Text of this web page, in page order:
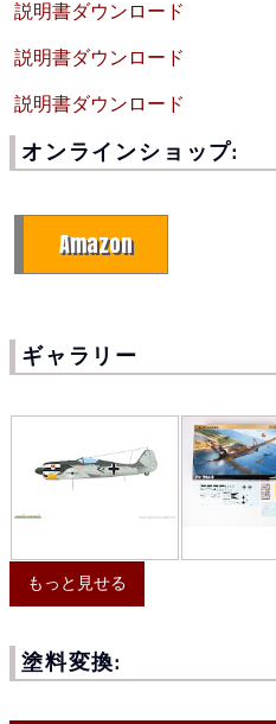
説明書ダウンロード
説明書ダウンロード
説明書ダウンロード
オンラインショップ:
Amazon
ギャラリー
もっと見せる
塗料変換: